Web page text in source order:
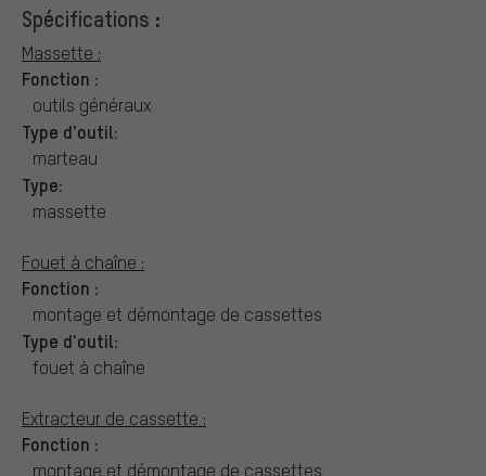
Spécifications :
Massette :
Fonction :
outils généraux
Type d'outil:
marteau
Type:
massette
Fouet à chaîne :
Fonction :
montage et démontage de cassettes
Type d'outil:
fouet à chaîne
Extracteur de cassette :
Fonction :
montage et démontage de cassettes